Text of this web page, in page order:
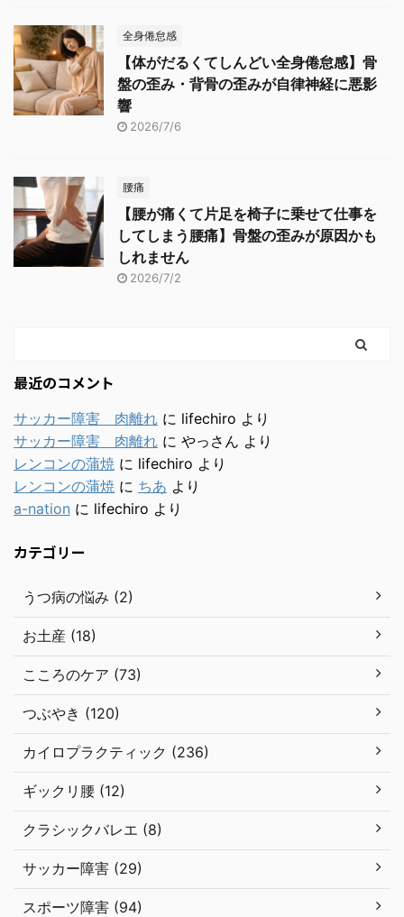
全身倦怠感
【体がだるくてしんどい全身倦怠感】骨
盤の歪み・背骨の歪みが自律神経に悪影
響
2026/7/6
腰痛
【腰が痛くて片足を椅子に乗せて仕事を
してしまう腰痛】骨盤の歪みが原因かも
しれません
2026/7/2
最近のコメント
サッカー障害 肉離れ に lifechiro より
サッカー障害 肉離れ に やっさん より
レンコンの蒲焼 に lifechiro より
レンコンの蒲焼 に ちあ より
a-nation に lifechiro より
カテゴリー
うつ病の悩み (2)
お土産 (18)
こころのケア (73)
つぶやき (120)
カイロプラクティック (236)
ギックリ腰 (12)
クラシックバレエ (8)
サッカー障害 (29)
スポーツ障害 (94)